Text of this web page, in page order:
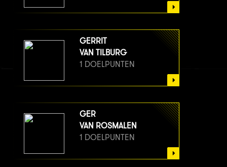
GERRIT
VAN TILBURG
1 DOELPUNTEN
GER
VAN ROSMALEN
1 DOELPUNTEN